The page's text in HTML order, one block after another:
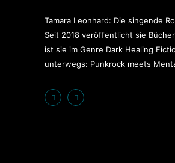
Tamara Leonhard: Die singende
Seit 2018 veröffentlicht sie
ist sie im Genre Dark Healing
unterwegs: Punkrock meets